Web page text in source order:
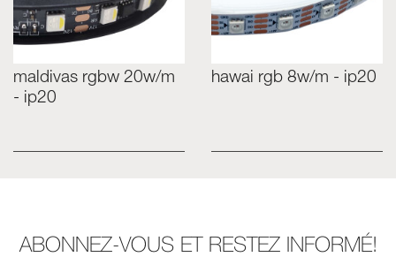
maldivas rgbw 20w/m
- ip20
hawai rgb 8w/m - ip20
ABONNEZ-VOUS ET RESTEZ INFORMÉ!